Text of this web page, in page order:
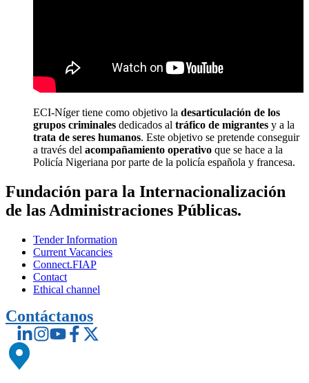
ECI-Níger tiene como objetivo la desarticulación de los
grupos criminales dedicados al tráfico de migrantes y a la
trata de seres humanos. Este objetivo se pretende conseguir
a través del acompañamiento operativo que se hace a la
Policía Nigeriana por parte de la policía española y francesa.
Fundación para la Internacionalización
de las Administraciones Públicas.
Tender Information
Current Vacancies
Connect.FIAP
Contact
Ethical channel
Contáctanos